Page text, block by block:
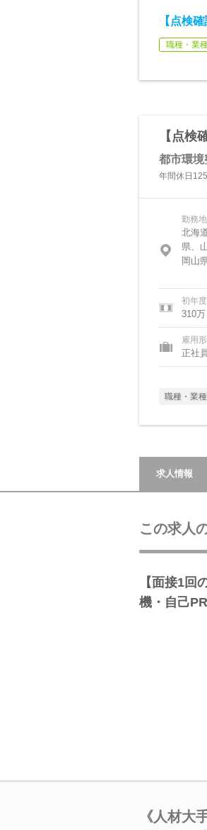
【点検
職種・業
【点検
都市環境
年間休日
勤務地
北海
県、
岡山
初年
310
雇用
正社員
職種・業
求人情報
この求人
【面接1回
機・自己
《人材大